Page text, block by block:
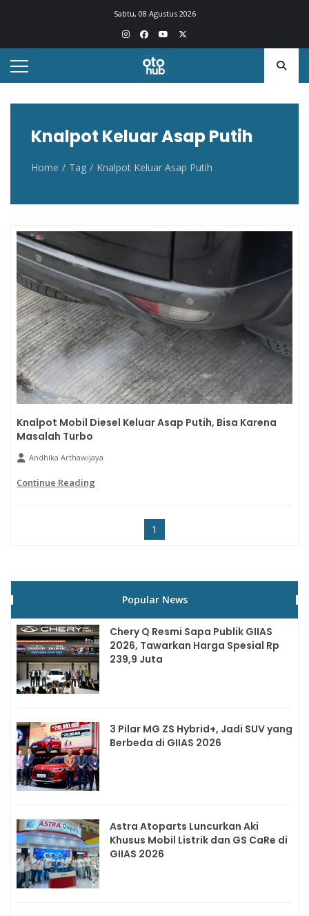
Sabtu, 08 Agustus 2026
Otohub.co
Portal berita otomotif Indonesia terkini
Knalpot Keluar Asap Putih
Home Tag Knalpot Keluar Asap Putih
Knalpot Mobil Diesel Keluar Asap Putih, Bisa Karena
Masalah Turbo
Andhika Arthawijaya
Continue Reading
1
Popular News
Chery Q Resmi Sapa Publik GIIAS
2026, Tawarkan Harga Spesial Rp
239,9 Juta
3 Pilar MG ZS Hybrid+, Jadi SUV yang
Berbeda di GIIAS 2026
Astra Atoparts Luncurkan Aki
Khusus Mobil Listrik dan GS CaRe di
GIIAS 2026